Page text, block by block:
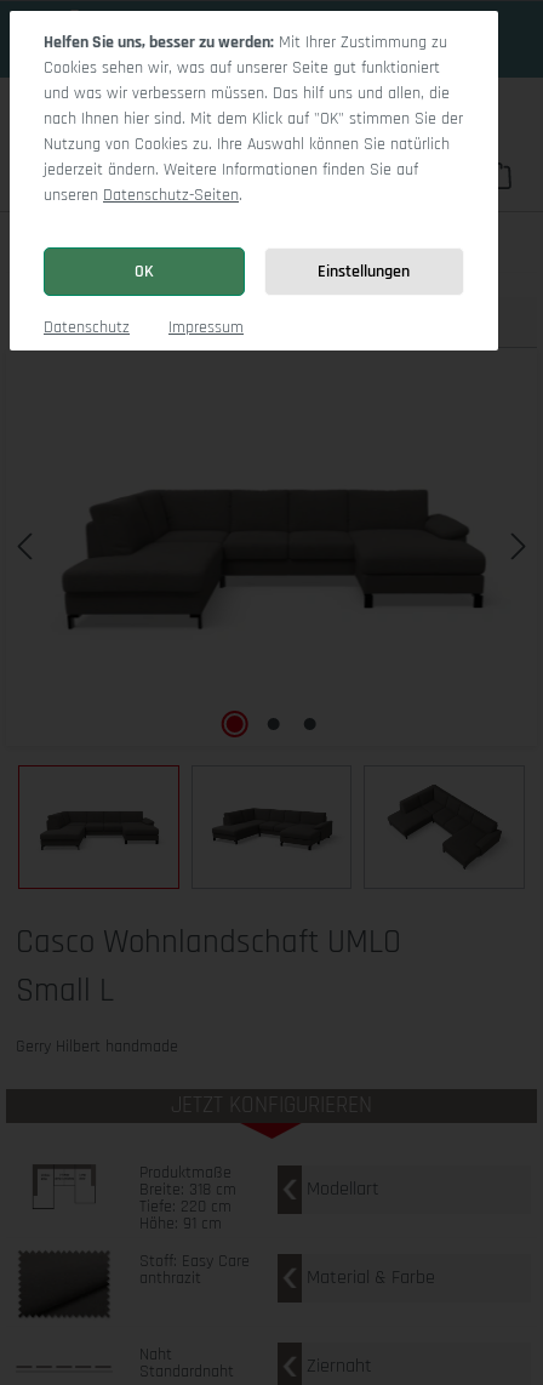
Du hast 0
Casco Wohnlandschaft UMLO Small L
Produktbilder
Casco Wohnlandschaft UMLO
Small L
Gerry Hilbert handmade
JETZT KONFIGURIEREN
Produktmaße
Breite: 318 cm
Tiefe: 220 cm
Höhe: 91 cm
Modellart
Stoff: Easy Care
anthrazit Material & Farbe
Naht
Standardnaht Ziernaht
Helfen Sie uns, besser zu werden: Mit Ihrer Zustimmung zu
Cookies sehen wir, was auf unserer Seite gut funktioniert
und was wir verbessern müssen. Das hilf uns und allen, die
nach Ihnen hier sind. Mit dem Klick auf "OK" stimmen Sie der
Nutzung von Cookies zu. Ihre Auswahl können Sie natürlich
jederzeit ändern. Weitere Informationen finden Sie auf
unseren Datenschutz-Seiten.
OK Einstellungen
Datenschutz Impressum